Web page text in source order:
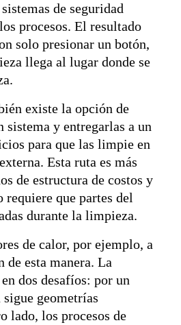
de seguridad
procesos. El resultado
solo presionar un botón,
llega al lugar donde se
existe la opción de
sistema y entregarlas a un
para que las limpie en
Esta ruta es más
de estructura de costos y
que partes del
durante la limpieza.
de calor, por ejemplo, a
de esta manera. La
dos desafíos: por un
geometrías
lado, los procesos de